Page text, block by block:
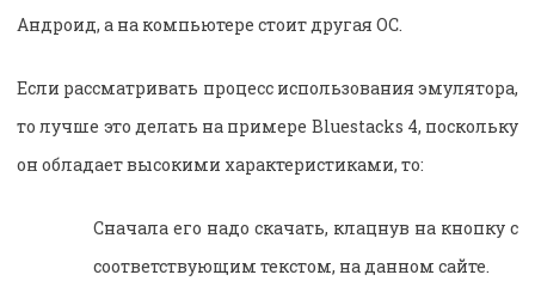
Андроид, а на компьютере стоит другая ОС.
Если рассматривать процесс использования эмулятора,
то лучше это делать на примере Bluestacks 4, поскольку
он обладает высокими характеристиками, то:
Сначала его надо скачать, клацнув на кнопку с
соответствующим текстом, на данном сайте.